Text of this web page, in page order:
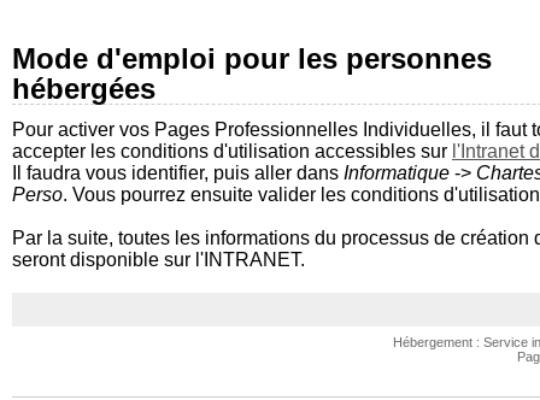
Mode d'emploi pour les personnes
hébergées
Pour activer vos Pages Professionnelles Individuelles, il faut
accepter les conditions d'utilisation accessibles sur l'Intranet
Il faudra vous identifier, puis aller dans Informatique ->
Perso. Vous pourrez ensuite valider les conditions
Par la suite, toutes les informations du processus de création
seront disponible sur l'INTRANET.
Hébergement : Service